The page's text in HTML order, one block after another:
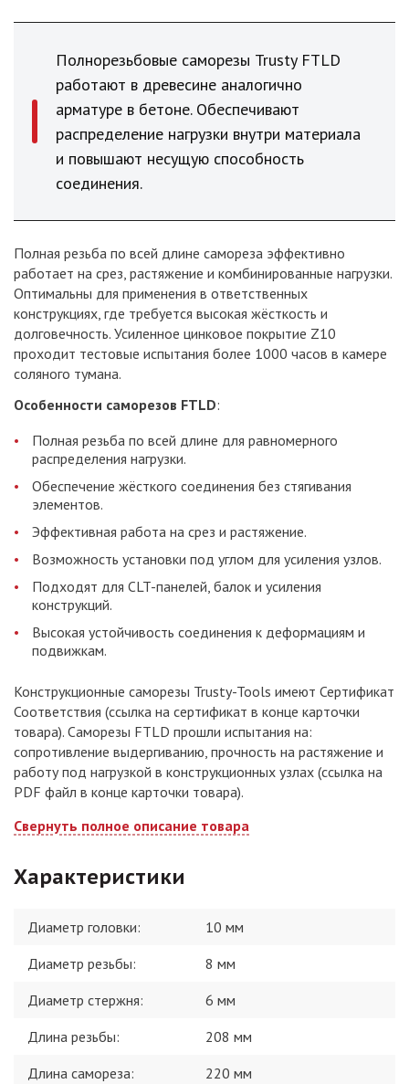
Полнорезьбовые саморезы Trusty FTLD
работают в древесине аналогично
арматуре в бетоне. Обеспечивают
распределение нагрузки внутри материала
и повышают несущую способность
соединения.
Полная резьба по всей длине самореза эффективно
работает на срез, растяжение и комбинированные нагрузки.
Оптимальны для применения в ответственных
конструкциях, где требуется высокая жёсткость и
долговечность. Усиленное цинковое покрытие Z10
проходит тестовые испытания более 1000 часов в камере
соляного тумана.
Особенности саморезов FTLD:
Полная резьба по всей длине для равномерного
распределения нагрузки.
Обеспечение жёсткого соединения без стягивания
элементов.
Эффективная работа на срез и растяжение.
Возможность установки под углом для усиления узлов.
Подходят для CLT-панелей, балок и усиления
конструкций.
Высокая устойчивость соединения к деформациям и
подвижкам.
Конструкционные саморезы Trusty-Tools имеют Сертификат
Соответствия (ссылка на сертификат в конце карточки
товара). Саморезы FTLD прошли испытания на:
сопротивление выдергиванию, прочность на растяжение и
работу под нагрузкой в конструкционных узлах (ссылка на
PDF файл в конце карточки товара).
Свернуть полное описание товара
Характеристики
Диаметр головки:
10 мм
Диаметр резьбы:
8 мм
Диаметр стержня:
6 мм
Длина резьбы:
208 мм
Длина самореза: 220 мм